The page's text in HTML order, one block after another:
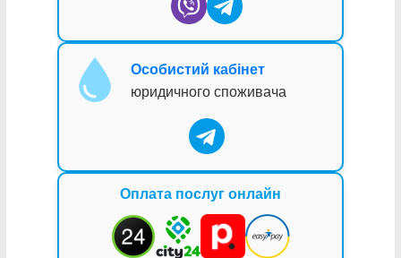
Особистий кабінет
юридичного споживача
Оплата послуг онлайн